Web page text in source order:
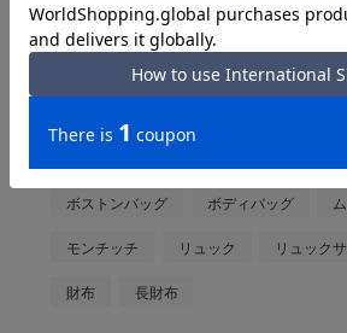
サロンドルバン ショルダー シ
スマホショルダー スーツケース
ボストンバッグ ボディバッグ
モンチッチ リュック リュック
財布 長財布